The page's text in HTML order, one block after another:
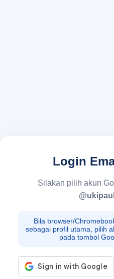
Login
Silakan pilih akun
Bila browser/
sebagai profil utama, pilih
pada tombol